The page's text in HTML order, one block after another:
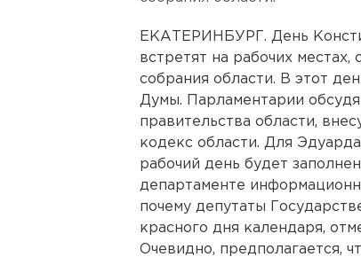
ЕКАТЕРИНБУРГ. День
встретят на рабочих
собрания области. В этот
Думы. Парламентарии
правительства области,
кодекс области. Для
рабочий день будет
департаменте
почему депутаты
красного дня календаря,
Очевидно, предполагается,